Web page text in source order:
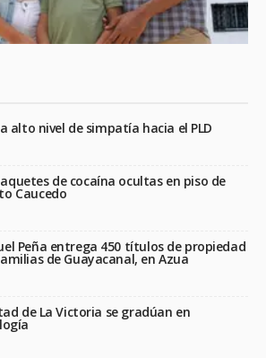
alto nivel de simpatía hacia el PLD
de cocaína ocultas en piso de
Caucedo
Peña entrega 450 títulos de propiedad
de Guayacanal, en Azua
de La Victoria se gradúan en